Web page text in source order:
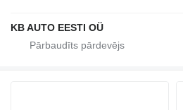
KB AUTO EESTI OÜ